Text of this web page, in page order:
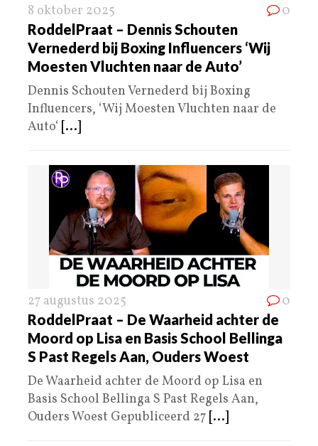
8 oktober 2025 0
RoddelPraat – Dennis Schouten
Vernederd bij Boxing Influencers ‘Wij
Moesten Vluchten naar de Auto’
Dennis Schouten Vernederd bij Boxing
Influencers, ‘Wij Moesten Vluchten naar de
Auto‘ [...]
27 augustus 2025 0
RoddelPraat – De Waarheid achter de
Moord op Lisa en Basis School Bellinga
S Past Regels Aan, Ouders Woest
De Waarheid achter de Moord op Lisa en
Basis School Bellinga S Past Regels Aan,
Ouders Woest Gepubliceerd 27 [...]